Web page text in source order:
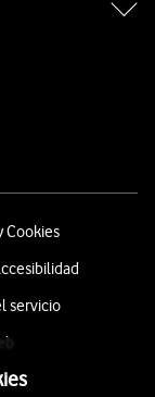
Cookies
servicio